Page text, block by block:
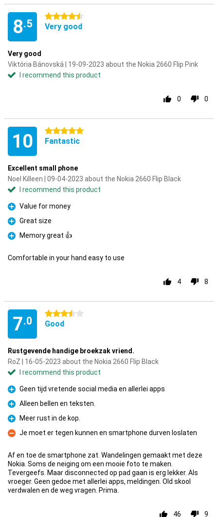
8.5
4.5 stars
Very good
Very good
Viktória Bánovská | 19-09-2023 about the Nokia 2660 Flip Pink
I recommend this product
0 0
10 5 stars
Fantastic
Excellent small phone
Noel Killeen | 09-04-2023 about the Nokia 2660 Flip Black
I recommend this product
Pro
Value for money
Pro
Great size
Pro
Memory great 👍
Comfortable in your hand easy to use
4 8
7.0
3.5 stars
Good
Rustgevende handige broekzak vriend.
RoZ | 16-05-2023 about the Nokia 2660 Flip Black
I recommend this product
Pro
Geen tijd vretende social media en allerlei apps
Pro
Alleen bellen en teksten.
Pro
Meer rust in de kop.
Con
Je moet er tegen kunnen en smartphone durven loslaten
Af en toe de smartphone zat. Wandelingen gemaakt met deze
Nokia. Soms de neiging om een mooie foto te maken.
Tevergeefs. Maar disconnected op pad gaan is erg lekker. Als
vroeger. Geen gedoe met allerlei apps, meldingen. Old skool
verdwalen en de weg vragen. Prima.
46 9